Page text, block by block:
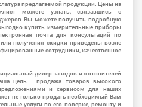
предлагаемой продукции. Цены на
можете узнать, связавшись с
Вы можете получить подробную
купить измерительные приборы
почта для консультаций по
получения скидки приведены возле
сотрудники, качественное
дилер заводов изготовителей
цель - продажа товаров высокого
и сервисом для наших
не только продать необходимый Вам
услуги по его поверке, ремонту и